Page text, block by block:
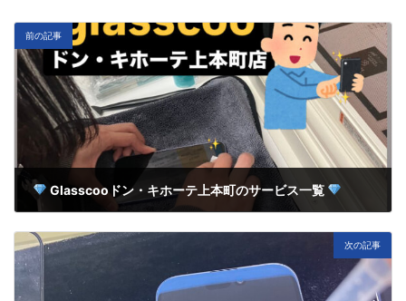
前の記事
Glasscooドン・キホーテ上本町のサービス一覧
次の記事